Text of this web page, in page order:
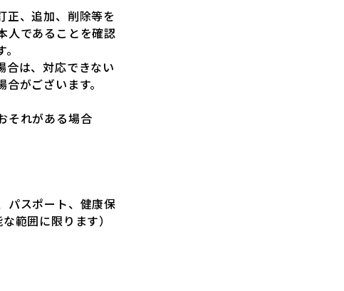
正、追加、削除等を
人であることを確認
合は、対応できない
がございます。
それがある場合
パスポート、健康保
範囲に限ります）